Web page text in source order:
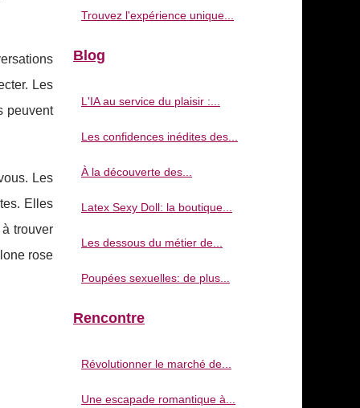
Les
peuvent
Les
Elles
trouver
rose
Trouvez l'expérience unique...
Blog
L'IA au service du plaisir :...
Les confidences inédites des...
À la découverte des...
Latex Sexy Doll: la boutique...
Les dessous du métier de...
Poupées sexuelles: de plus...
Rencontre
Révolutionner le marché de...
Une escapade romantique à...